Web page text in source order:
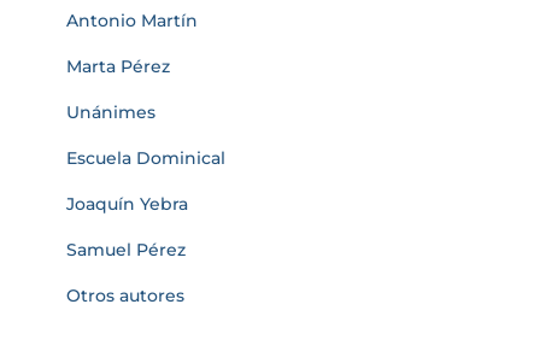
Antonio Martín
Marta Pérez
Unánimes
Escuela Dominical
Joaquín Yebra
Samuel Pérez
Otros autores